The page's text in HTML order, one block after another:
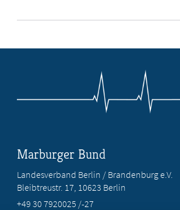
Marburger Bund
Landesverband Berlin / Brandenburg e.V.
Bleibtreustr. 17, 10623 Berlin
+49 30 7920025 /-27